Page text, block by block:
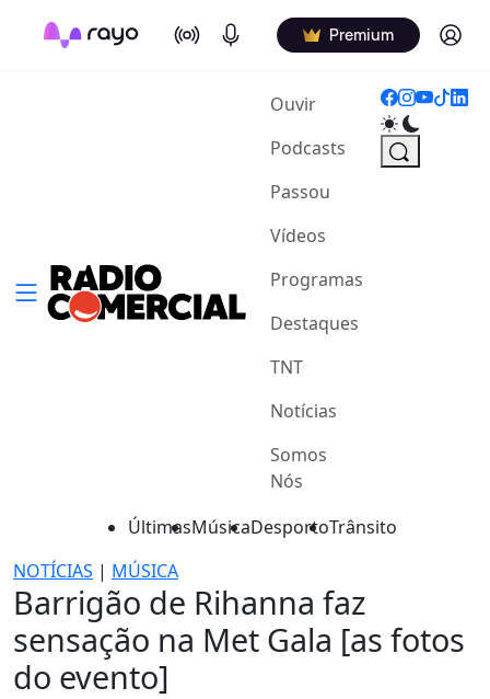
On Air Podcasts Premium Log in
Ouvir(current)
Podcasts
Passou
Vídeos
Programas
Destaques
TNT
Notícias
Somos
Nós
ÚltimasMúsicaDesportoTrânsito
NOTÍCIAS | MÚSICA
Barrigão de Rihanna faz
sensação na Met Gala [as fotos
do evento]